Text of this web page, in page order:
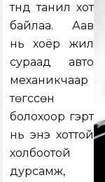
түүнд танил хот
байлаа. Аав
нь хоёр жил
сураад авто
механикчаар
төгссөн
болохоор гэрт
нь энэ хоттой
холбоотой
дурсамж,